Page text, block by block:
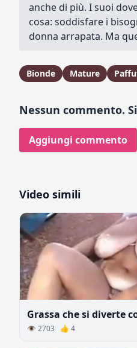
anche di più. I suoi
cosa: soddisfare i
donna arrapata. Ma
Bionde Mature
Nessun commento.
Aggiungi commento
Video simili
👁 2703 👍 4